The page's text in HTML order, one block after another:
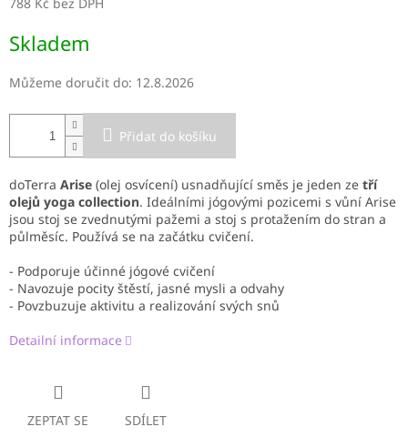
788 Kč bez DPH
cena:
Skladem
Můžeme doručit do: 12.8.2026
Přidat do košíku
doTerra Arise (olej osvícení) usnadňující směs je jeden ze tří
olejů yoga collection. Ideálními jógovými pozicemi s vůní Arise
jsou stoj se zvednutými pažemi a stoj s protažením do stran a
půlměsíc. Používá se na začátku cvičení.
- Podporuje účinné jógové cvičení
- Navozuje pocity štěstí, jasné mysli a odvahy
- Povzbuzuje aktivitu a realizování svých snů
Detailní informace
ZEPTAT SE SDÍLET